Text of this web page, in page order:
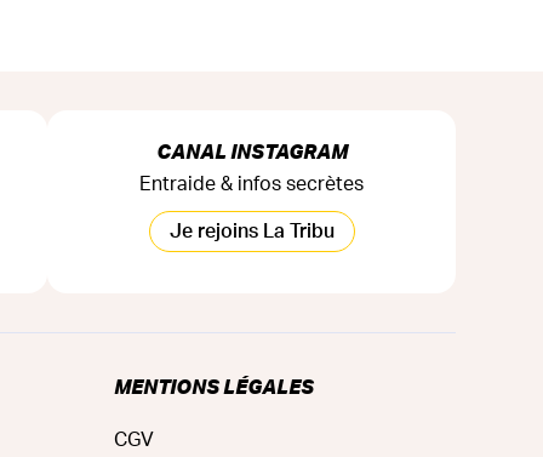
CANAL INSTAGRAM
Entraide & infos secrètes
Je rejoins La Tribu
MENTIONS LÉGALES
CGV